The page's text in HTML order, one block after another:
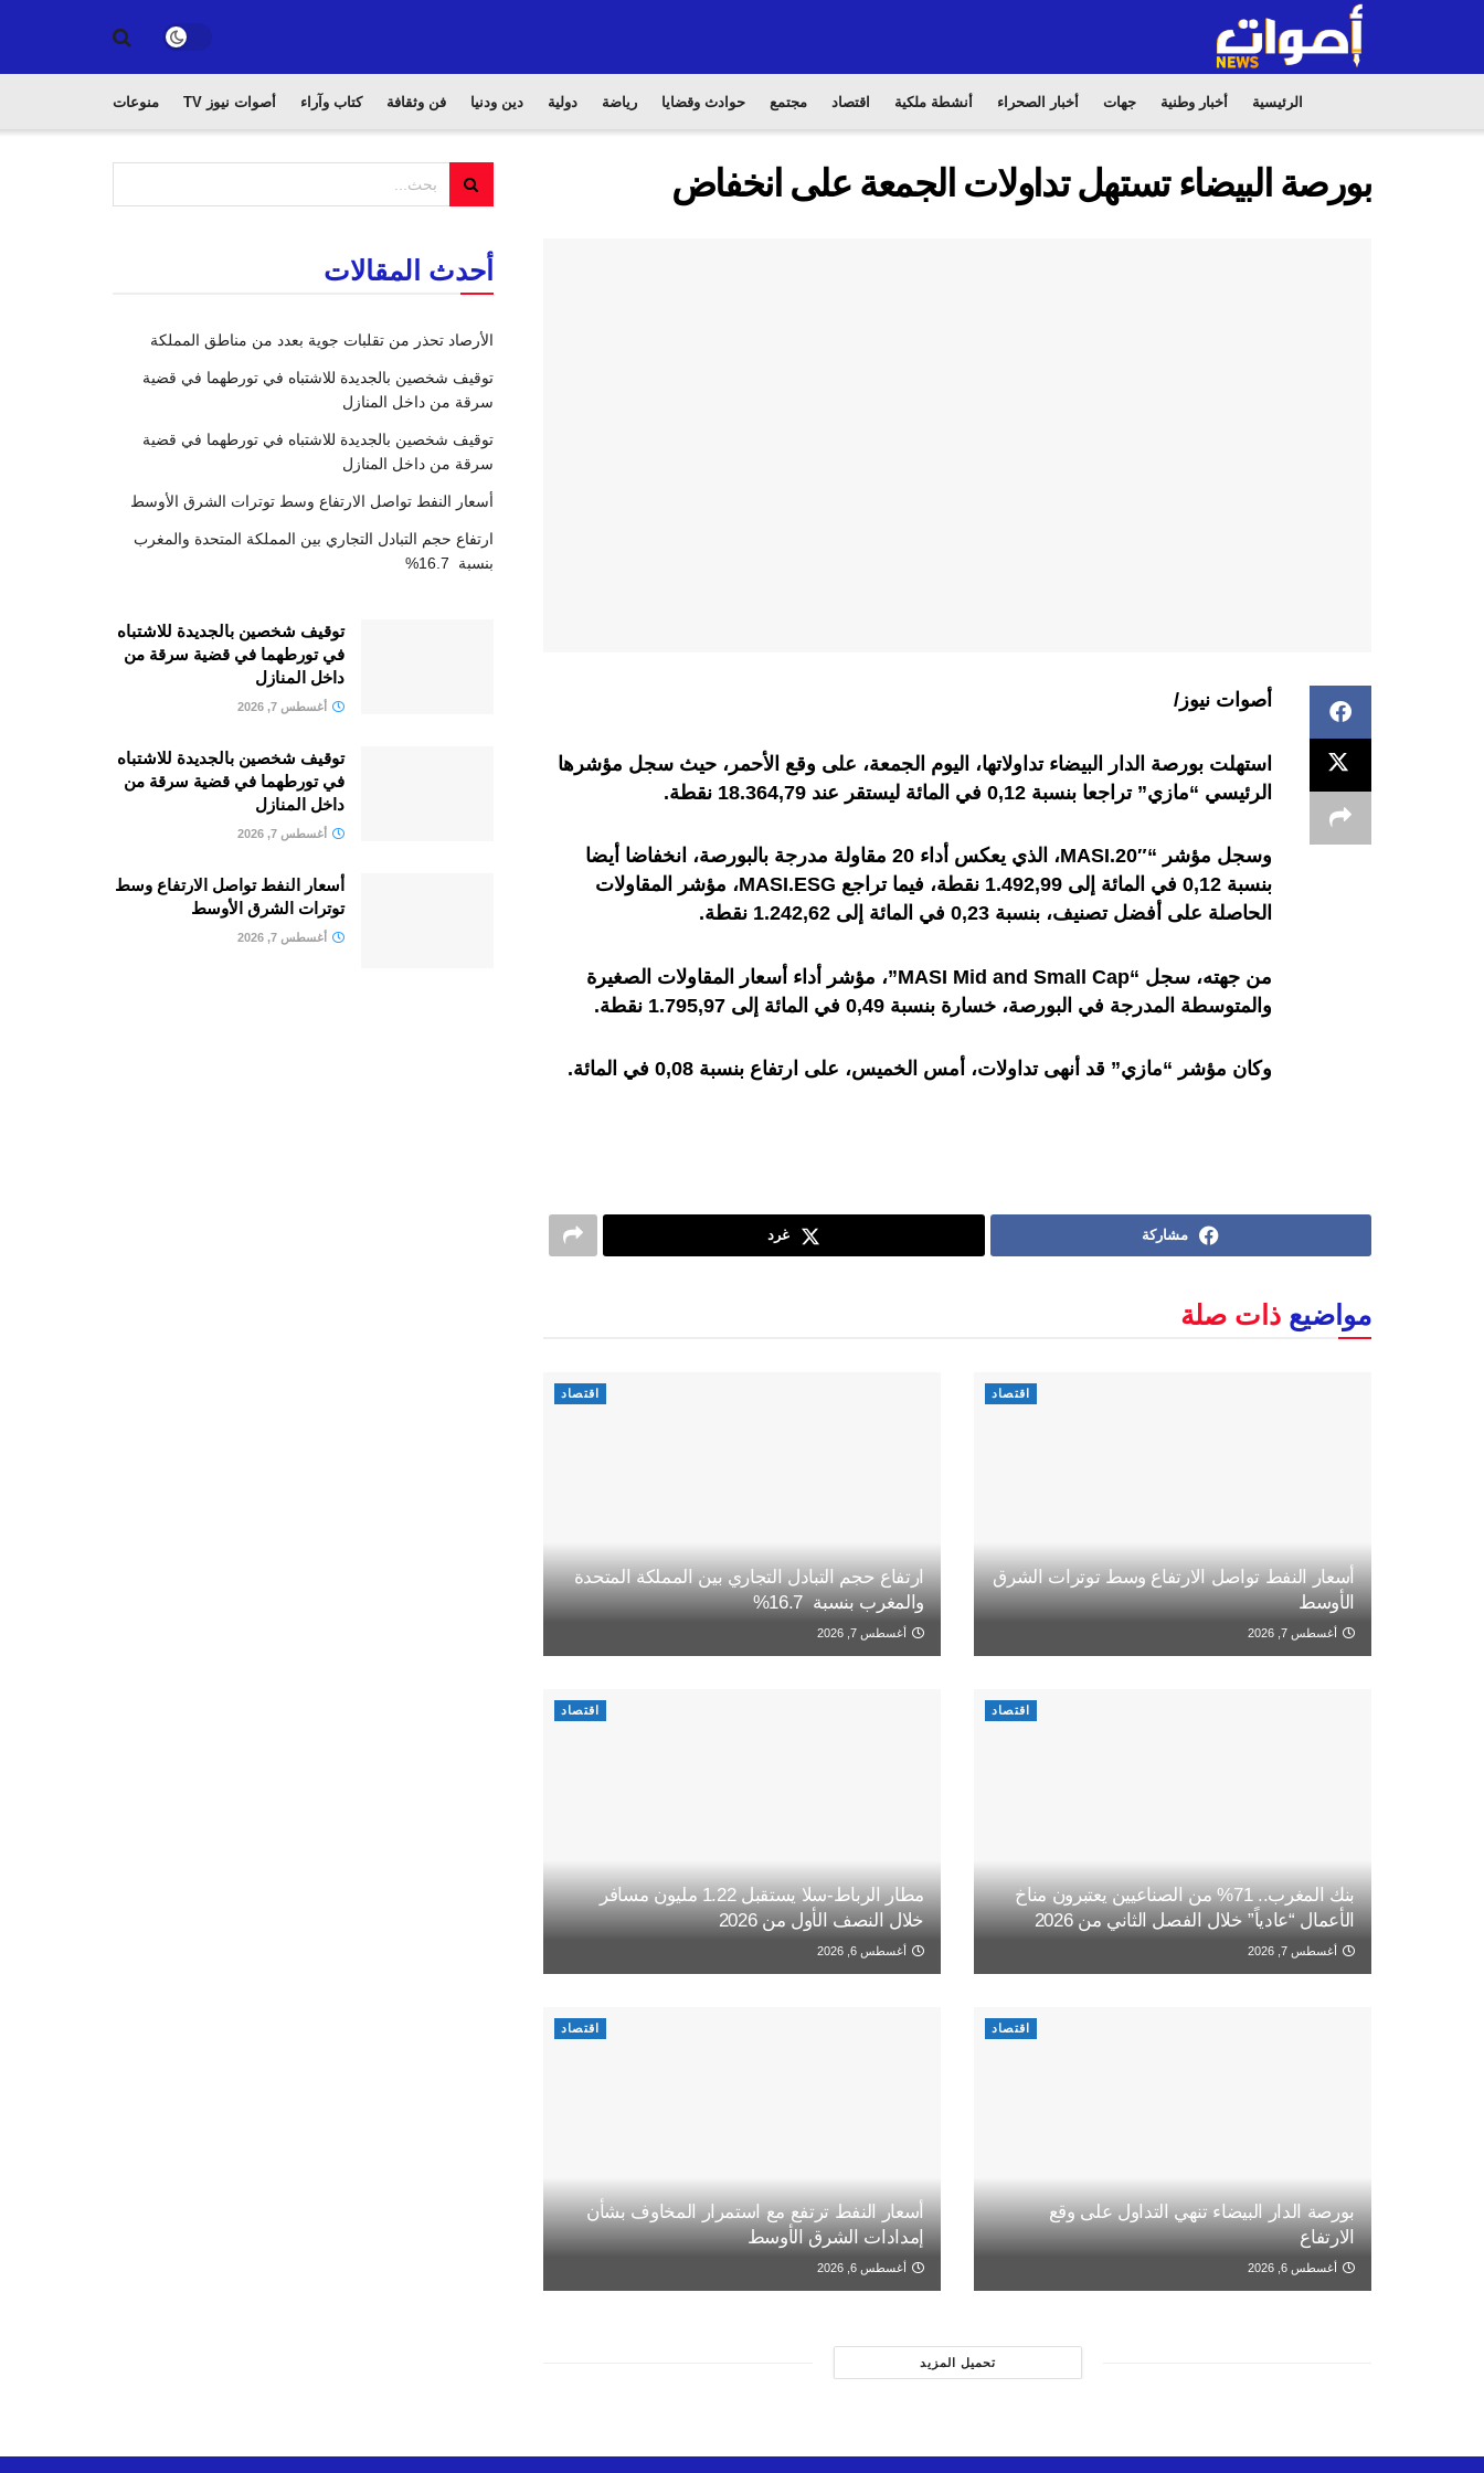
الرئيسية أخبار وطنية جهات أخبار الصحراء أنشطة ملكية اقتصاد مجتمع حوادث وقضايا رياضة دولية دين ودنيا فن وثقافة كتاب وآراء أصوات نيوز TV منوعات
بورصة البيضاء تستهل تداولات الجمعة على انخفاض
أصوات نيوز/
استهلت بورصة الدار البيضاء تداولاتها، اليوم الجمعة، على وقع الأحمر، حيث سجل مؤشرها
الرئيسي “مازي” تراجعا بنسبة 0,12 في المائة ليستقر عند 18.364,79 نقطة
.
وسجل مؤشر “MASI.20″
، الذي يعكس أداء 20 مقاولة مدرجة بالبورصة، انخفاضا أيضا
بنسبة 0,12 في المائة إلى 1.492,99 نقطة، فيما تراجع
، مؤشر المقاولات
الحاصلة على أفضل تصنيف، بنسبة 0,23 في المائة إلى 1.242,62 نقطة
.
من جهته، سجل “MASI Mid and Small Cap”
، مؤشر أداء أسعار المقاولات الصغيرة
والمتوسطة المدرجة في البورصة، خسارة بنسبة 0,49 في المائة إلى 1.795,97 نقطة
.
وكان مؤشر “مازي” قد أنهى تداولات، أمس الخميس، على ارتفاع بنسبة 0,08 في المائة .
مشاركة غرد
مواضيع ذات صلة
اقتصاد
أسعار النفط تواصل الارتفاع وسط توترات الشرق
الأوسط
أغسطس 7, 2026
اقتصاد
ارتفاع حجم التبادل التجاري بين المملكة المتحدة
والمغرب بنسبة 16.7%
أغسطس 7, 2026
اقتصاد
بنك المغرب.. 71% من الصناعيين يعتبرون مناخ
الأعمال “عادياً” خلال الفصل الثاني من 2026
أغسطس 7, 2026
اقتصاد
مطار الرباط-سلا يستقبل 1.22 مليون مسافر
خلال النصف الأول من 2026
أغسطس 6, 2026
اقتصاد
بورصة الدار البيضاء تنهي التداول على وقع
الارتفاع
أغسطس 6, 2026
اقتصاد
أسعار النفط ترتفع مع استمرار المخاوف بشأن
إمدادات الشرق الأوسط
أغسطس 6, 2026
تحميل المزيد
أحدث المقالات
الأرصاد تحذر من تقلبات جوية بعدد من مناطق المملكة
توقيف شخصين بالجديدة للاشتباه في تورطهما في قضية
سرقة من داخل المنازل
توقيف شخصين بالجديدة للاشتباه في تورطهما في قضية
سرقة من داخل المنازل
أسعار النفط تواصل الارتفاع وسط توترات الشرق الأوسط
ارتفاع حجم التبادل التجاري بين المملكة المتحدة والمغرب
بنسبة 16.7%
توقيف شخصين بالجديدة للاشتباه
في تورطهما في قضية سرقة من
داخل المنازل
أغسطس 7, 2026
توقيف شخصين بالجديدة للاشتباه
في تورطهما في قضية سرقة من
داخل المنازل
أغسطس 7, 2026
أسعار النفط تواصل الارتفاع وسط
توترات الشرق الأوسط
أغسطس 7, 2026